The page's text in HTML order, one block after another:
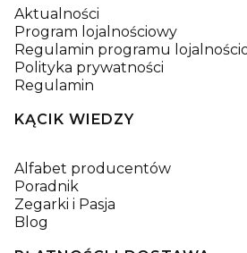
Aktualności
Program lojalnościowy
Regulamin programu
Polityka prywatności
Regulamin
KĄCIK WIEDZY
Alfabet producentów
Poradnik
Zegarki i Pasja
Blog